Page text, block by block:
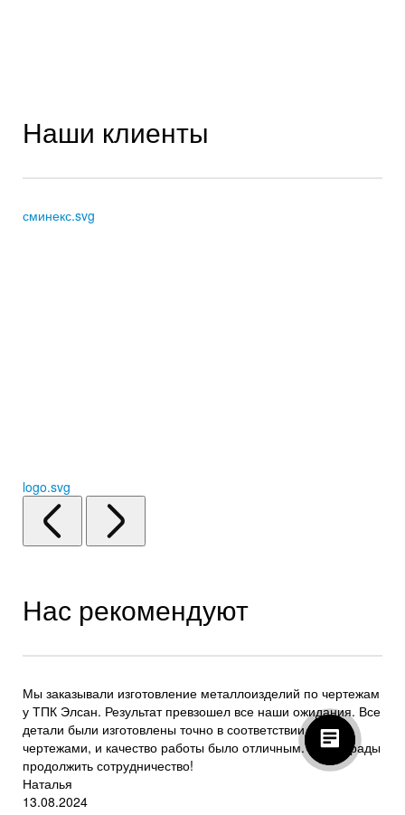
Наши клиенты
сминекс.svg
logo.svg
Нас рекомендуют
Мы заказывали изготовление металлоизделий по чертежам
у ТПК Элсан. Результат превзошел все наши ожидания. Все
детали были изготовлены точно в соответствии с
чертежами, и качество работы было отличным. Будем рады
продолжить сотрудничество!
Наталья
13.08.2024